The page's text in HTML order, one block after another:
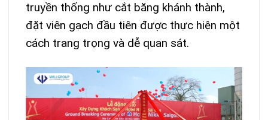
truyền thống như cắt băng khánh thành,
đặt viên gạch đầu tiên được thực hiện một
cách trang trọng và dễ quan sát.